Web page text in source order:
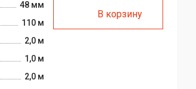
48 мм
110 м
2,0 м
1,0 м
2,0 м
В корзину